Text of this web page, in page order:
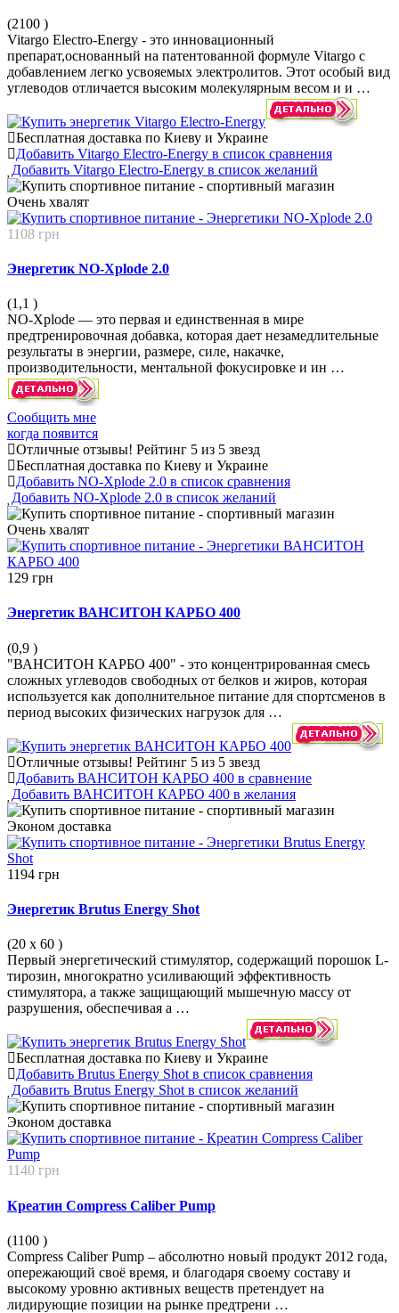
(2100 )
Vitargo Electro-Energy - это инновационный
препарат,основанный на патентованной формуле Vitargo с
добавлением легко усвояемых электролитов. Этот особый вид
углеводов отличается высоким молекулярным весом и и …
Бесплатная доставка по Киеву и Украине
Добавить Vitargo Electro-Energy в список сравнения
Добавить Vitargo Electro-Energy в список желаний
Очень хвалят
1108 грн
Энергетик NO-Xplode 2.0
(1,1 )
NO-Xplode — это первая и единственная в мире
предтренировочная добавка, которая дает незамедлительные
результаты в энергии, размере, силе, накачке,
производительности, ментальной фокусировке и ин …
Сообщить мне
когда появится
Отличные отзывы! Рейтинг 5 из 5 звезд
Бесплатная доставка по Киеву и Украине
Добавить NO-Xplode 2.0 в список сравнения
Добавить NO-Xplode 2.0 в список желаний
Очень хвалят
129 грн
Энергетик ВАНСИТОН КАРБО 400
(0,9 )
"ВАНСИТОН КАРБО 400" - это концентрированная смесь
сложных углеводов свободных от белков и жиров, которая
используется как дополнительное питание для спортсменов в
период высоких физических нагрузок для …
Отличные отзывы! Рейтинг 5 из 5 звезд
Добавить ВАНСИТОН КАРБО 400 в сравнение
Добавить ВАНСИТОН КАРБО 400 в желания
Эконом доставка
1194 грн
Энергетик Brutus Energy Shot
(20 х 60 )
Первый энергетический стимулятор, содержащий порошок L-
тирозин, многократно усиливающий эффективность
стимулятора, а также защищающий мышечную массу от
разрушения, обеспечивая а …
Бесплатная доставка по Киеву и Украине
Добавить Brutus Energy Shot в список сравнения
Добавить Brutus Energy Shot в список желаний
Эконом доставка
1140 грн
Креатин Compress Caliber Pump
(1100 )
Compress Caliber Pump – абсолютно новый продукт 2012 года,
опережающий своё время, и благодаря своему составу и
высокому уровню активных веществ претендует на
лидирующие позиции на рынке предтрени …